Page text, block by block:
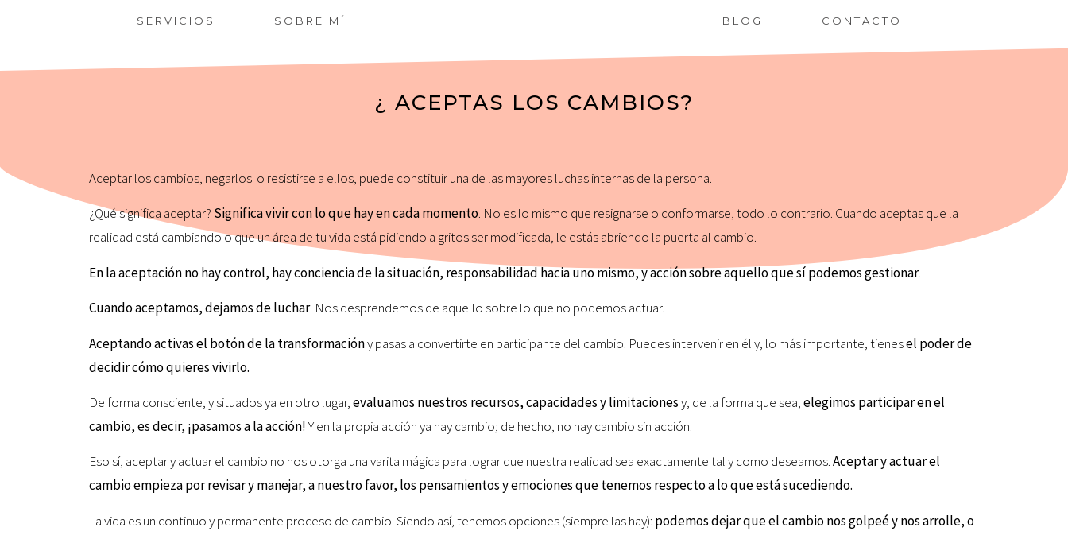
SERVICIOS SOBRE MÍ BLOG CONTACTO
¿ ACEPTAS LOS CAMBIOS?
Aceptar los cambios, negarlos o resistirse a ellos, puede constituir una de las mayores luchas internas de la persona.
¿Qué significa aceptar? Significa vivir con lo que hay en cada momento. No es lo mismo que resignarse o conformarse, todo lo contrario. Cuando aceptas que la
realidad está cambiando o que un área de tu vida está pidiendo a gritos ser modificada, le estás abriendo la puerta al cambio.
En la aceptación no hay control, hay conciencia de la situación, responsabilidad hacia uno mismo, y acción sobre aquello que sí podemos gestionar.
Cuando aceptamos, dejamos de luchar. Nos desprendemos de aquello sobre lo que no podemos actuar.
Aceptando activas el botón de la transformacióny pasas a convertirte en participante del cambio. Puedes intervenir en él y, lo más importante, tienesel poder de
decidir cómo quieres vivirlo.
De forma consciente, y situados ya en otro lugar,evaluamos nuestros recursos, capacidades y limitacionesy, de la forma que sea,elegimos participar en el
cambio, es decir, ¡pasamos a la acción!Y en la propia acción ya hay cambio; de hecho, no hay cambio sin acción.
Eso sí, aceptar y actuar el cambio no nos otorga una varita mágica para lograr que nuestra realidad sea exactamente tal y como deseamos.Aceptar yactuar el
cambio empieza por revisar y manejar, a nuestro favor, los pensamientos y emociones que tenemos respecto a lo que está sucediendo.
La vida es un continuo y permanente proceso de cambio. Siendo así, tenemos opciones (siempre las hay): podemos dejar que el cambio nos golpeé y nos arrolle, o